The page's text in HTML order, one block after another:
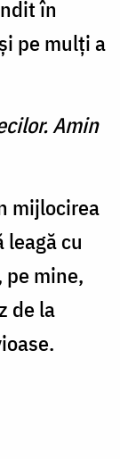
în
pe mulţi a
Amin
mijlocirea
leagă cu
pe mine,
de la